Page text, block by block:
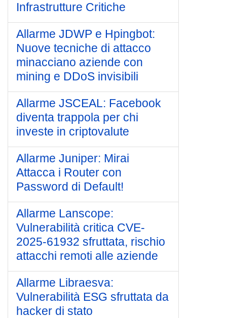
Infrastrutture Critiche
Allarme JDWP e Hpingbot:
Nuove tecniche di attacco
minacciano aziende con
mining e DDoS invisibili
Allarme JSCEAL: Facebook
diventa trappola per chi
investe in criptovalute
Allarme Juniper: Mirai
Attacca i Router con
Password di Default!
Allarme Lanscope:
Vulnerabilità critica CVE-
2025-61932 sfruttata, rischio
attacchi remoti alle aziende
Allarme Libraesva:
Vulnerabilità ESG sfruttata da
hacker di stato